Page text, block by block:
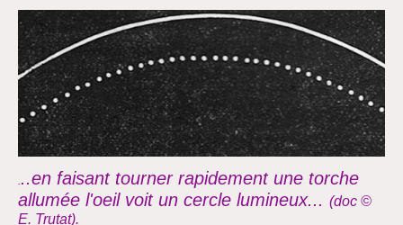
..en faisant tourner rapidement une torche
allumée l'oeil voit un cercle lumineux... (doc ©
E. Trutat).